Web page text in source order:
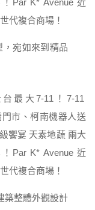
，宛如來到精品
築整體外觀設計